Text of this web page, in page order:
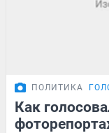
ПОЛИТИКА
Как